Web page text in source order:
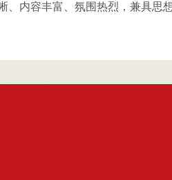
内容丰富、氛围热烈，兼具思